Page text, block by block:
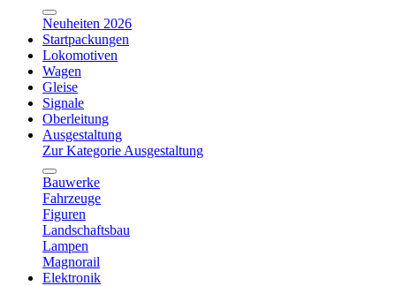
Neuheiten 2026
Startpackungen
Lokomotiven
Wagen
Gleise
Signale
Oberleitung
Ausgestaltung
Zur Kategorie Ausgestaltung
Bauwerke
Fahrzeuge
Figuren
Landschaftsbau
Lampen
Magnorail
Elektronik